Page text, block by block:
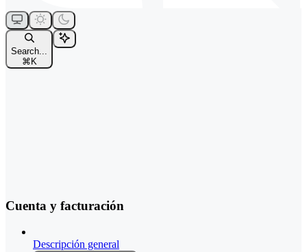
Search...
⌘ K
Cuenta y facturación
Descripción general